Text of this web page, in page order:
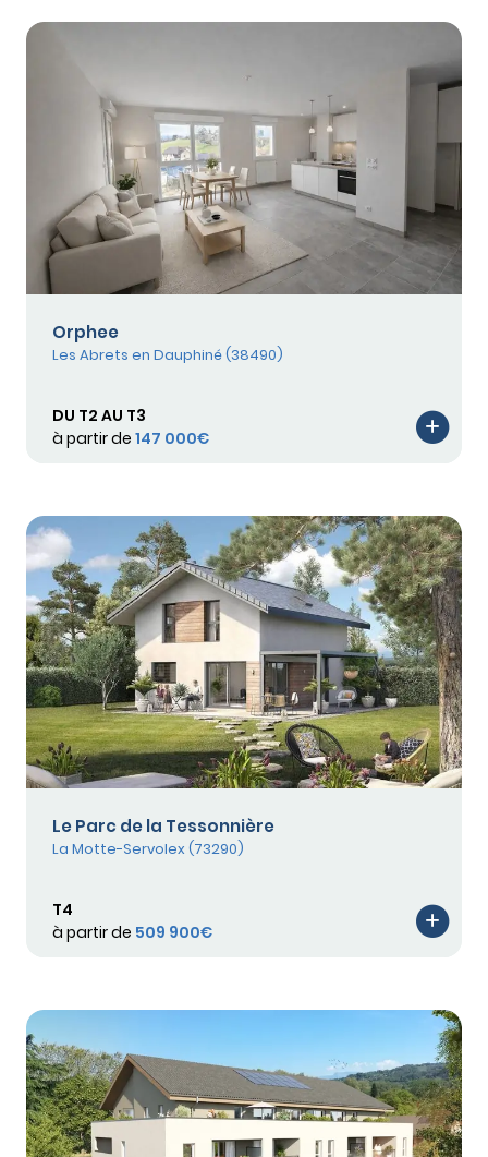
Orphee
Les Abrets en Dauphiné (38490)
DU T2 AU T3
à partir de 147 000€
Le Parc de la Tessonnière
La Motte-Servolex (73290)
T4
à partir de 509 900€